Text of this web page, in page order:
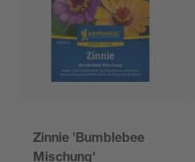
Zinnie 'Bumblebee
Mischung'